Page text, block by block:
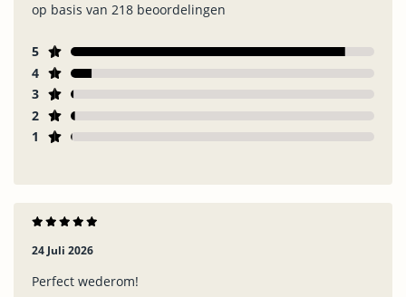
op basis van 218 beoordelingen
5
4
3
2
1
24 Juli 2026
Perfect wederom!